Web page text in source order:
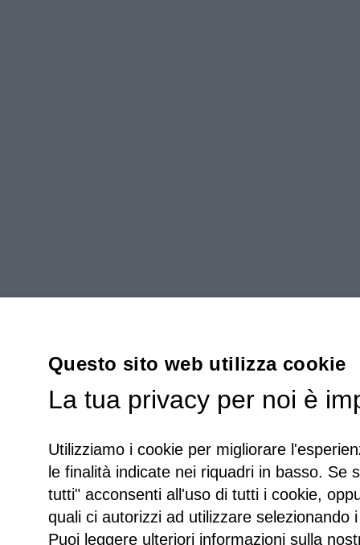
Questo sito web utilizza cookie
La tua privacy per noi è
Utilizziamo i cookie per migliorare
le finalità indicate nei riquadri in basso. Se
tutti" acconsenti all'uso di tutti i cookie,
quali ci autorizzi ad utilizzare selezionando
Puoi leggere ulteriori informazioni sulla